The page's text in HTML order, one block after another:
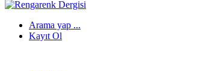
Arama yap ...
Kayıt Ol